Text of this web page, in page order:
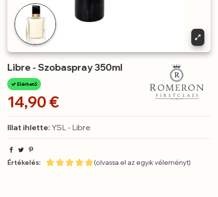
Libre - Szobaspray 350ml
Elérhető
14,90 €
Illat ihlette: YSL - Libre
Értékelés: (olvassa el az egyik véleményt)